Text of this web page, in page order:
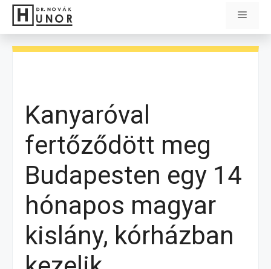
Kilépés
tartalomba
Menü
Kanyaróval
fertőződött meg
Budapesten egy 14
hónapos magyar
kislány, kórházban